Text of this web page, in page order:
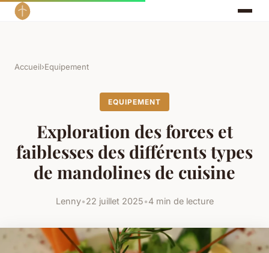
Accueil›Equipement
EQUIPEMENT
Exploration des forces et
faiblesses des différents types
de mandolines de cuisine
Lenny•22 juillet 2025•4 min de lecture